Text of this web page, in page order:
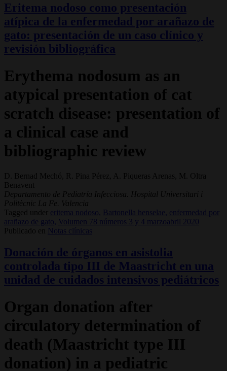
Eritema nodoso como presentación
atípica de la enfermedad por arañazo de
gato: presentación de un caso clínico y
revisión bibliográfica
Erythema nodosum as an
atypical presentation of cat
scratch disease: presentation of
a clinical case and
bibliographic review
D. Bernad Mechó, R. Pina Pérez, A. Piqueras Arenas, M. Oltra
Benavent
Departamento de Pediatría Infecciosa. Hospital Universitari i
Politècnic La Fe. Valencia
Tagged under
eritema nodoso, Bartonella henselae, enfermedad por
arañazo de gato,
Volumen 78 números 3 y 4 marzoabril 2020
Publicado en
Notas clínicas
Donación de órganos en asistolia
controlada tipo III de Maastricht en una
unidad de cuidados intensivos pediátricos
Organ donation after
circulatory determination of
death (Maastricht type III
donation) in a pediatric